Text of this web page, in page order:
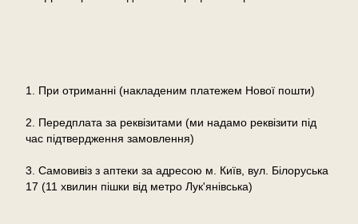
1. При отриманні (накладеним платежем Нової пошти)
2. Передплата за реквізитами (ми надамо реквізити під
час підтвердження замовлення)
3. Самовивіз з аптеки за адресою м. Київ, вул. Білоруська
17 (11 хвилин пішки від метро Лук'янівська)